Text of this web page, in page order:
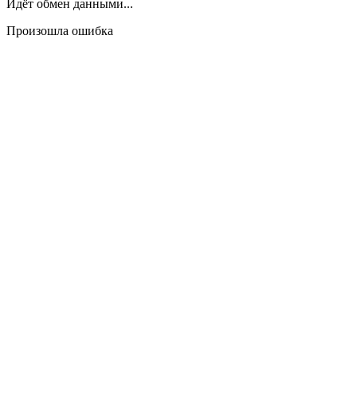
Идёт обмен данными...
Произошла ошибка